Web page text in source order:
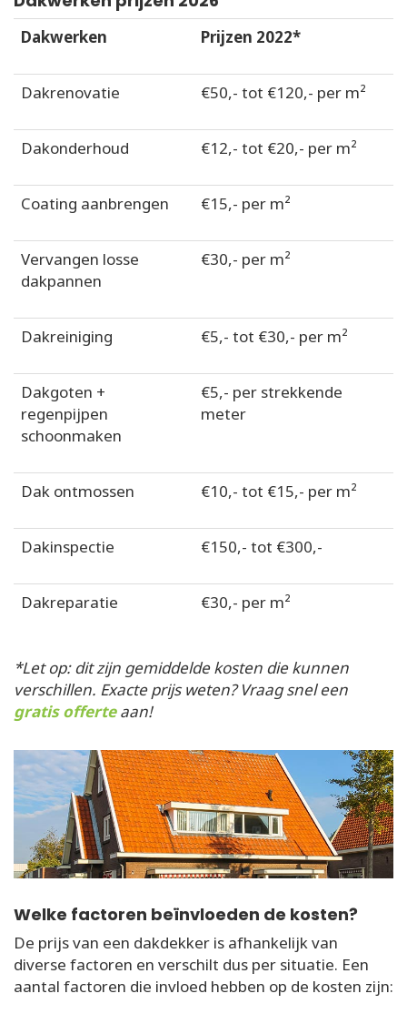
Dakwerken Prijzen 2022*
Dakrenovatie €50,- tot €120,- per m²
Dakonderhoud €12,- tot €20,- per m²
Coating aanbrengen €15,- per m²
Vervangen losse
dakpannen
€30,- per m²
Dakreiniging €5,- tot €30,- per m²
Dakgoten +
regenpijpen
schoonmaken
€5,- per strekkende
meter
Dak ontmossen €10,- tot €15,- per m²
Dakinspectie €150,- tot €300,-
Dakreparatie €30,- per m²
*Let op: dit zijn gemiddelde kosten die kunnen
verschillen. Exacte prijs weten? Vraag snel een
gratis offerteaan!
Welke factoren beïnvloeden de kosten?
De prijs van een dakdekker is afhankelijk van
diverse factoren en verschilt dus per situatie. Een
aantal factoren die invloed hebben op de kosten zijn: